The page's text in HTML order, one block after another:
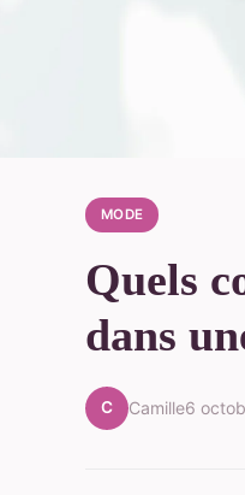
MODE
Quels
dans
C Camille6